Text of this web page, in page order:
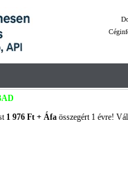
1 976 Ft + Áfaösszegért 1 évre!